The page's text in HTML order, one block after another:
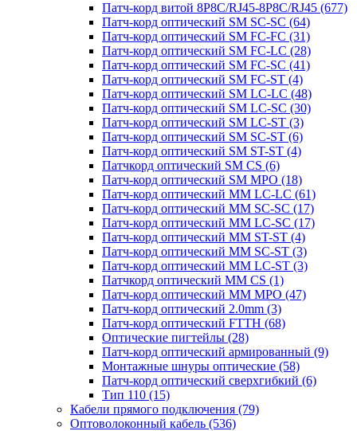
Патч-корд витой 8P8C/RJ45-8P8C/RJ45 (677)
Патч-корд оптический SM SC-SC (64)
Патч-корд оптический SM FC-FC (31)
Патч-корд оптический SM FC-LC (28)
Патч-корд оптический SM FC-SC (41)
Патч-корд оптический SM FC-ST (4)
Патч-корд оптический SM LC-LC (48)
Патч-корд оптический SM LC-SC (30)
Патч-корд оптический SM LC-ST (3)
Патч-корд оптический SM SC-ST (6)
Патч-корд оптический SM ST-ST (4)
Патчкорд оптический SM CS (6)
Патч-корд оптический SM MPO (18)
Патч-корд оптический MM LC-LC (61)
Патч-корд оптический MM SC-SC (17)
Патч-корд оптический MM LC-SC (17)
Патч-корд оптический MM ST-ST (4)
Патч-корд оптический MM SC-ST (3)
Патч-корд оптический MM LC-ST (3)
Патчкорд оптический MM CS (1)
Патч-корд оптический MM MPO (47)
Патч-корд оптический 2.0mm (3)
Патч-корд оптический FTTH (68)
Оптические пигтейлы (28)
Патч-корд оптический армированный (9)
Монтажные шнуры оптические (58)
Патч-корд оптический сверхгибкий (6)
Тип 110 (15)
Кабели прямого подключения (79)
Оптоволоконный кабель (536)